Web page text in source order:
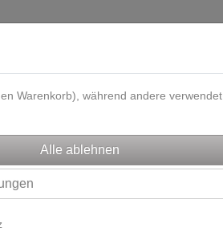
Designbeispiele Impressum
Warenkorb), während andere verwendet